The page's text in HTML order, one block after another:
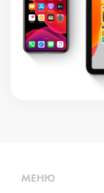
МЕНЮ